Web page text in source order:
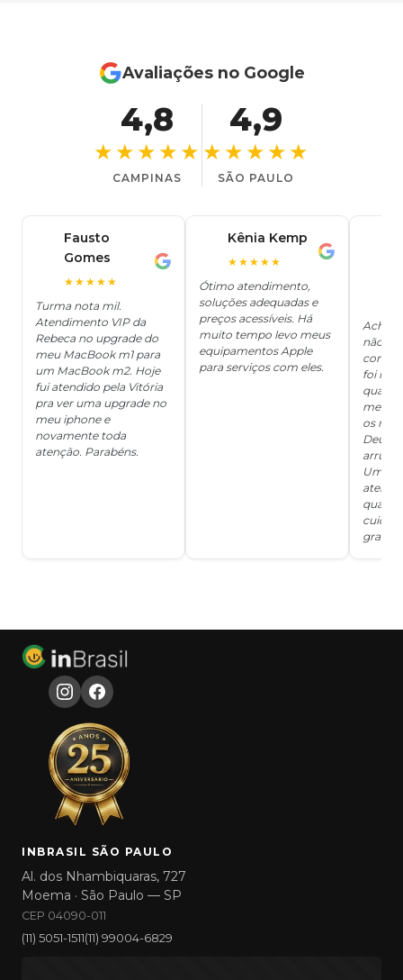
Avaliações no Google
4,8
★★★★★
CAMPINAS
4,9
★★★★★
SÃO PAULO
Fausto
Gomes
★★★★★
Turma nota mil.
Atendimento VIP da
Rebeca no upgrade do
meu MacBook m1 para
um MacBook m2. Hoje
fui atendido pela Vitória
pra ver uma upgrade no
meu iphone e
novamente toda
atenção. Parabéns.
Kênia Kemp
★★★★★
Ótimo atendimento,
soluções adequadas e
preços acessíveis. Há
muito tempo levo meus
equipamentos Apple
para serviços com eles.
Achei
não
foi
me
os
Deus,
Um
grata!!!
INBRASIL SÃO PAULO
Al. dos Nhambiquaras, 727
Moema · São Paulo — SP
CEP 04090-011
(11) 5051-1511(11) 99004-6829